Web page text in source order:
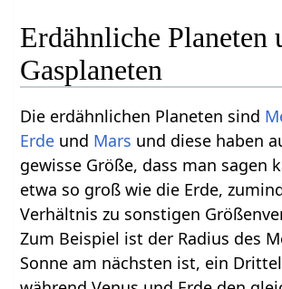
Erdähnliche Planeten
Gasplaneten
Die erdähnlichen Planeten sind
Erde und Mars und diese haben
gewisse Größe, dass man sagen
etwa so groß wie die Erde,
Verhältnis zu sonstigen
Zum Beispiel ist der Radius des
Sonne am nächsten ist, ein